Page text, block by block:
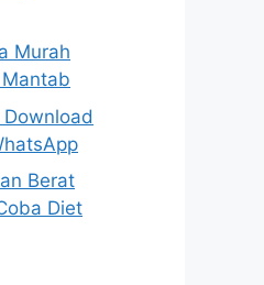
Murah
Berat
Diet